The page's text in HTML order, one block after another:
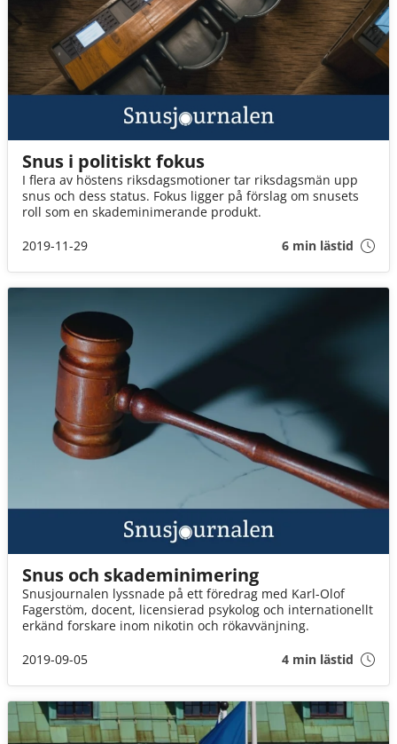
Snus i politiskt fokus
I flera av höstens riksdagsmotioner tar riksdagsmän upp
snus och dess status. Fokus ligger på förslag om snusets
roll som en skademinimerande produkt.
2019-11-29
6 min lästid
Snus och skademinimering
Snusjournalen lyssnade på ett föredrag med Karl-Olof
Fagerstöm, docent, licensierad psykolog och internationellt
erkänd forskare inom nikotin och rökavvänjning.
2019-09-05
4 min lästid